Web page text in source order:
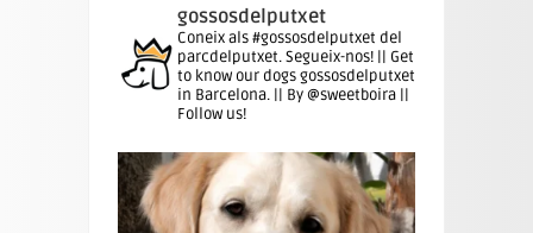
gossosdelputxet
Coneix als #gossosdelputxet del
parcdelputxet. Segueix-nos! || Get
to know our dogs gossosdelputxet
in Barcelona. || By @sweetboira ||
Follow us!